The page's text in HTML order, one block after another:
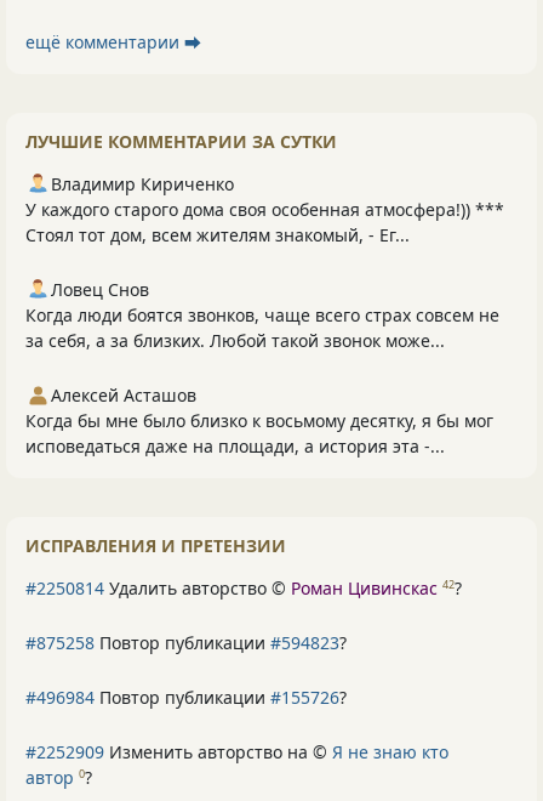
ещё комментарии ⮕
ЛУЧШИЕ КОММЕНТАРИИ ЗА СУТКИ
Владимир Кириченко
У каждого старого дома своя особенная атмосфера!)) ***
Стоял тот дом, всем жителям знакомый, - Ег...
Ловец Снов
Когда люди боятся звонков, чаще всего страх совсем не
за себя, а за близких. Любой такой звонок може...
Алексей Асташов
Когда бы мне было близко к восьмому десятку, я бы мог
исповедаться даже на площади, а история эта -...
ИСПРАВЛЕНИЯ И ПРЕТЕНЗИИ
#2250814 Удалить авторство © Роман Цивинскас 42?
#875258 Повтор публикации #594823?
#496984 Повтор публикации #155726?
#2252909 Изменить авторство на © Я не знаю кто
автор 0?